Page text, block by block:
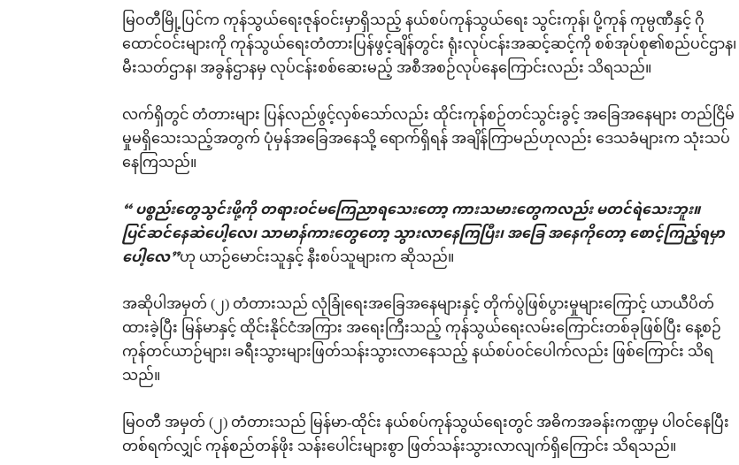
မြဝတီမြို့ပြင်က ကုန်သွယ်ရေးဇုန်ဝင်းမှာရှိသည့် နယ်စပ်ကုန်သွယ်ရေး သွင်းကုန်၊ ပို့ကုန် ကုမ္ပဏီနှင့် ဂို
ထောင်ဝင်းများကို ကုန်သွယ်ရေးတံတားပြန်ဖွင့်ချိန်တွင်း ရုံးလုပ်ငန်းအဆင့်ဆင့်ကို စစ်အုပ်စု၏စည်ပင်ဌာန၊
မီးသတ်ဌာန၊ အခွန်ဌာနမှ လုပ်ငန်းစစ်ဆေးမည့် အစီအစဉ်လုပ်နေကြောင်းလည်း သိရသည်။
လက်ရှိတွင် တံတားများ ပြန်လည်ဖွင့်လှစ်သော်လည်း ထိုင်းကုန်စဉ်တင်သွင်းခွင့် အခြေအနေများ တည်ငြိမ်
မှုမရှိသေးသည့်အတွက် ပုံမှန်အခြေအနေသို့ ရောက်ရှိရန် အချိန်ကြာမည်ဟုလည်း ဒေသခံများက သုံးသပ်
နေကြသည်။
“ ပစ္စည်းတွေသွင်းဖို့ကို တရားဝင်မကြေညာရသေးတော့ ကားသမားတွေကလည်း မတင်ရဲသေးဘူး။
ပြင်ဆင်နေဆဲပေါ့လေ၊ သာမာန်ကားတွေတော့ သွားလာနေကြပြီး၊ အခြေ အနေကိုတော့ စောင့်ကြည့်ရမှာ
ပေါ့လေ”ဟု ယာဉ်မောင်းသူနှင့် နီးစပ်သူများက ဆိုသည်။
အဆိုပါအမှတ် (၂) တံတားသည် လုံခြုံရေးအခြေအနေများနှင့် တိုက်ပွဲဖြစ်ပွားမှုများကြောင့် ယာယီပိတ်
ထားခဲ့ပြီး မြန်မာနှင့် ထိုင်းနိုင်ငံအကြား အရေးကြီးသည့် ကုန်သွယ်ရေးလမ်းကြောင်းတစ်ခုဖြစ်ပြီး နေ့စဉ်
ကုန်တင်ယာဉ်များ၊ ခရီးသွားများဖြတ်သန်းသွားလာနေသည့် နယ်စပ်ဝင်ပေါက်လည်း ဖြစ်ကြောင်း သိရ
သည်။
မြဝတီ အမှတ် (၂) တံတားသည် မြန်မာ-ထိုင်း နယ်စပ်ကုန်သွယ်ရေးတွင် အဓိကအခန်းကဏ္ဍမှ ပါဝင်နေပြီး
တစ်ရက်လျှင် ကုန်စည်တန်ဖိုး သန်းပေါင်းများစွာ ဖြတ်သန်းသွားလာလျက်ရှိကြောင်း သိရသည်။